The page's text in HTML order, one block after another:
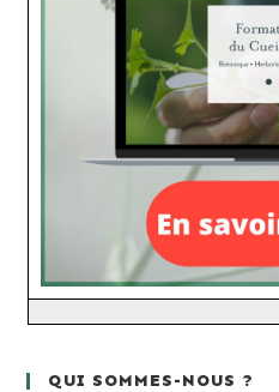
QUI SOMMES-NOUS ?